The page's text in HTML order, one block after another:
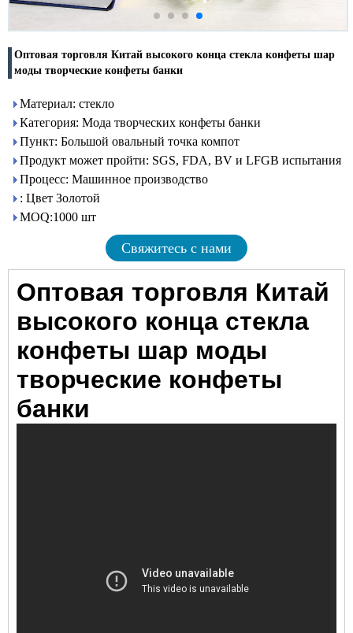
Оптовая торговля Китай высокого конца стекла конфеты шар
моды творческие конфеты банки
Материал: стекло
Категория: Мода творческих конфеты банки
Пункт: Большой овальный точка компот
Продукт может пройти: SGS, FDA, BV и LFGB испытания
Процесс: Машинное производство
: Цвет Золотой
MOQ:1000 шт
Свяжитесь с нами
Оптовая торговля Китай
высокого конца стекла
конфеты шар моды
творческие конфеты
банки